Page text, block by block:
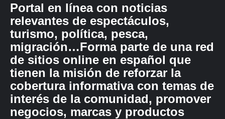
Portal en línea con noticias
relevantes de espectáculos,
turismo, política, pesca,
migración…Forma parte de una red
de sitios online en español que
tienen la misión de reforzar la
cobertura informativa con temas de
interés de la comunidad, promover
negocios, marcas y productos